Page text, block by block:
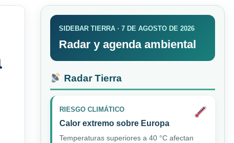
SIDEBAR TIERRA · 7 DE AGOSTO DE 2026
Radar y agenda ambiental
Radar Tierra
RIESGO CLIMÁTICO
Calor extremo sobre Europa
Temperaturas superiores a 40 °C afectan